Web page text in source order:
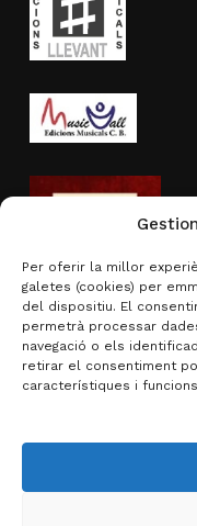
Per oferir la millor
galetes (cookies) per
del dispositiu. El
permetrà processar
navegació o els
retirar el consentiment
característiques i
Activitat